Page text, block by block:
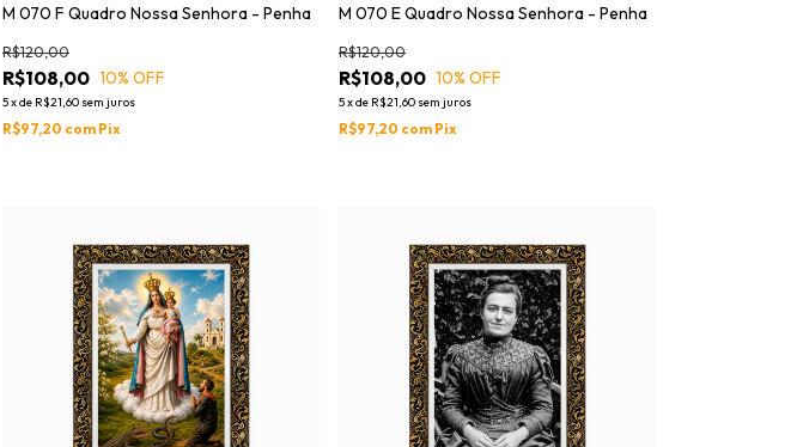
M 070 F Quadro Nossa Senhora - Penha
R$108,00
R$120,00
10% OFF
5xde R$21,60 sem juros
R$97,20 com Pix
M 070 E Quadro Nossa Senhora - Penha
R$108,00
R$120,00
10% OFF
5xde R$21,60 sem juros
R$97,20 com Pix